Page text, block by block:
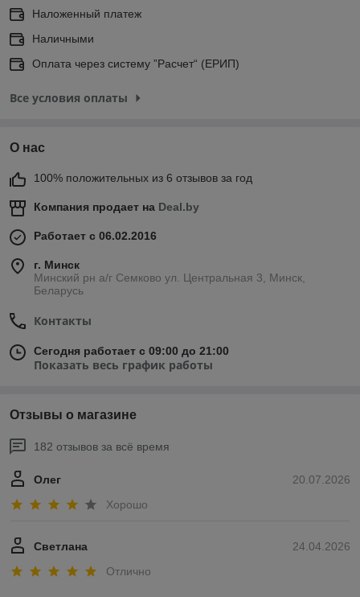
Наложенный платеж
Наличными
Оплата через систему ”Расчет“ (ЕРИП)
Все условия оплаты
О нас
100% положительных из 6 отзывов за год
Компания продает на Deal.by
Работает с 06.02.2016
г. Минск
Минский рн а/г Семково ул. Центральная 3, Минск,
Беларусь
Контакты
Сегодня работает с 09:00 до 21:00
Показать весь график работы
Отзывы о магазине
182 отзывов за всё время
20.07.2026
Олег
Хорошо
24.04.2026
Светлана
Отлично